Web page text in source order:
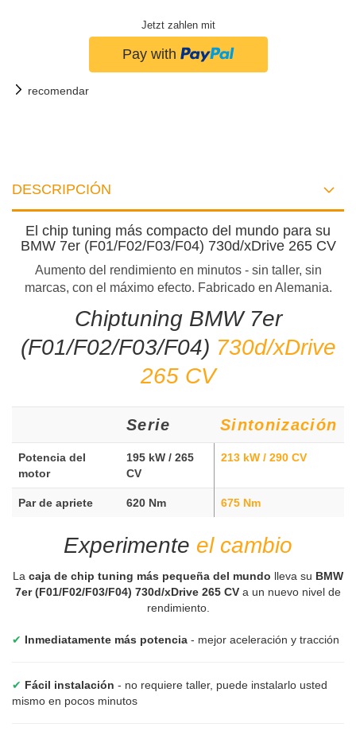
Jetzt zahlen mit
recomendar
DESCRIPCIÓN
El chip tuning más compacto del mundo para su
BMW 7er (F01/F02/F03/F04) 730d/xDrive 265 CV
Aumento del rendimiento en minutos - sin taller, sin
marcas, con el máximo efecto. Fabricado en Alemania.
Chiptuning BMW 7er
(F01/F02/F03/F04) 730d/xDrive
265 CV
Serie Sintonización
Potencia del
motor
195 kW / 265
CV
213 kW / 290 CV
Par de apriete 620 Nm 675 Nm
Experimente el cambio
La caja de chip tuning más pequeña del mundo lleva su BMW
7er (F01/F02/F03/F04) 730d/xDrive 265 CV a un nuevo nivel de
rendimiento.
✔ Inmediatamente más potencia - mejor aceleración y tracción
✔ Fácil instalación - no requiere taller, puede instalarlo usted
mismo en pocos minutos